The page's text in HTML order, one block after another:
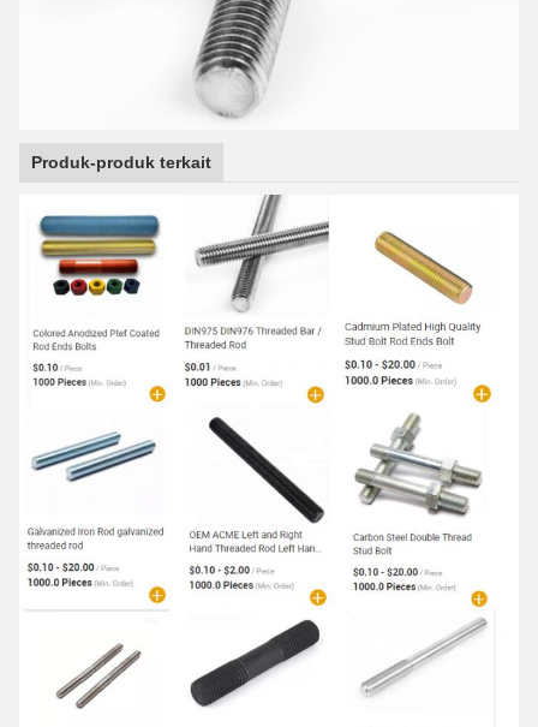
Produk-produk terkait